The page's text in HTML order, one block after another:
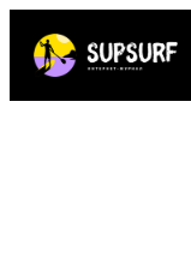
Перейти
содержимому